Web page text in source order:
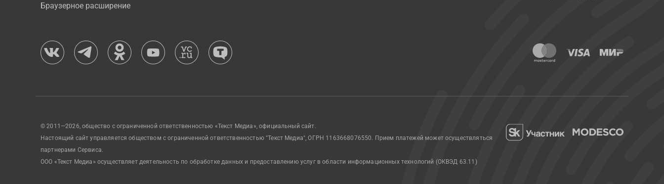
Браузерное расширение
© 2011—2026, общество с ограниченной ответственностью «Текст Медиа», официальный сайт.
Настоящий сайт управляется обществом с ограниченной ответственностью "Текст Медиа", ОГРН 1163668076550. Прием платежей может осуществляться
партнерами Сервиса.
ООО «Текст Медиа» осуществляет деятельность по обработке данных и предоставлению услуг в области информационных технологий (ОКВЭД 63.11)